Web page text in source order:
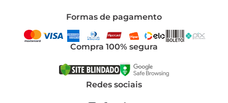
Formas de pagamento
Compra 100% segura
Redes sociais